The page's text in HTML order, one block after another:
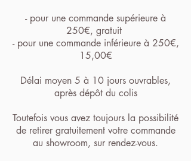
- pour une commande supérieure à
250€, gratuit
- pour une commande inférieure à 250€,
15,00€
Délai moyen 5 à 10 jours ouvrables,
après dépôt du colis
Toutefois vous avez toujours la possibilité
de retirer gratuitement votre commande
au showroom, sur rendez-vous.